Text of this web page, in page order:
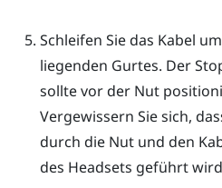
Schleifen Sie das Kabel
liegenden Gurtes. Der
sollte vor der Nut
Vergewissern Sie sich,
durch die Nut und den
des Headsets geführt